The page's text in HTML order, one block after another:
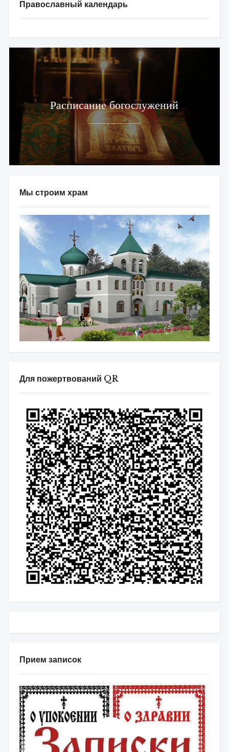
Православный календарь
Расписание богослужений
Мы строим храм
Для пожертвований QR
Прием записок